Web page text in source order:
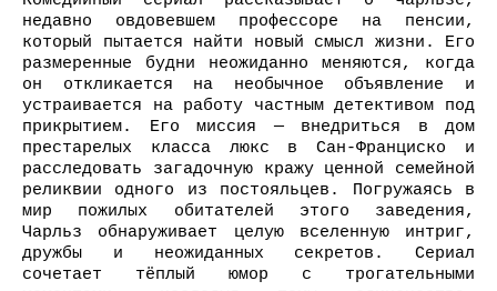
недавно овдовевшем профессоре на пенсии,
который пытается найти новый смысл жизни. Его
размеренные будни неожиданно меняются, когда
он откликается на необычное объявление и
устраивается на работу частным детективом под
прикрытием. Его миссия — внедриться в дом
престарелых класса люкс в Сан-Франциско и
расследовать загадочную кражу ценной семейной
реликвии одного из постояльцев. Погружаясь в
мир пожилых обитателей этого заведения,
Чарльз обнаруживает целую вселенную интриг,
дружбы и неожиданных секретов. Сериал
сочетает тёплый юмор с трогательными